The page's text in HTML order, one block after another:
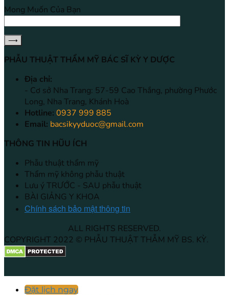
Mong Muốn Của Bạn
PHẪU THUẬT THẨM MỸ BÁC SĨ KỲ Y DƯỢC
Địa chỉ:
- Cơ sở Nha Trang: 57-59 Cao Thắng, phường Phước
Long, Nha Trang, Khánh Hoà
Hotline: 0937 999 885
Email: bacsikyyduoc@gmail.com
THÔNG TIN HŨU ÍCH
Phẫu thuật thẩm mỹ
Thẩm mỹ không phẫu thuật
Lưu ý TRƯỚC - SAU phẫu thuật
BÀI GIẢNG Y KHOA
Chính sách bảo mật thông tin
ALL RIGHTS RESERVED.
COPYRIGHT 2022 © PHẪU THUẬT THẪM MỸ BS. KỲ.
Đặt lịch ngay